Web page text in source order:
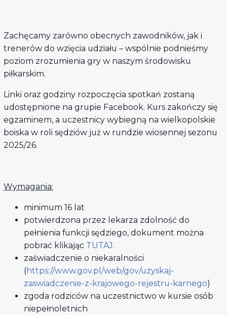
Zachęcamy zarówno obecnych zawodników, jak i
trenerów do wzięcia udziału – wspólnie podnieśmy
poziom zrozumienia gry w naszym środowisku
piłkarskim.
Linki oraz godziny rozpoczęcia spotkań zostaną
udostępnione na grupie Facebook. Kurs zakończy się
egzaminem, a uczestnicy wybiegną na wielkopolskie
boiska w roli sędziów już w rundzie wiosennej sezonu
2025/26.
Wymagania:
minimum 16 lat
potwierdzona przez lekarza zdolność do
pełnienia funkcji sędziego, dokument można
pobrać klikając TUTAJ.
zaświadczenie o niekaralności
(https://www.gov.pl/web/gov/uzyskaj-
zaswiadczenie-z-krajowego-rejestru-karnego)
zgoda rodziców na uczestnictwo w kursie osób
niepełnoletnich